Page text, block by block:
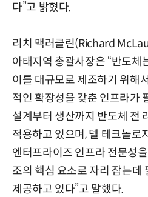
다”고 밝혔다.
리치 맥러클린(Richard
아태지역 총괄사장은 “반도체
이를 대규모로 제조하기 위해
적인 확장성을 갖춘 인프라가
설계부터 생산까지 반도체 전
적용하고 있으며, 델 테크놀로
엔터프라이즈 인프라 전문성
조의 핵심 요소로 자리 잡는데
제공하고 있다”고 말했다.